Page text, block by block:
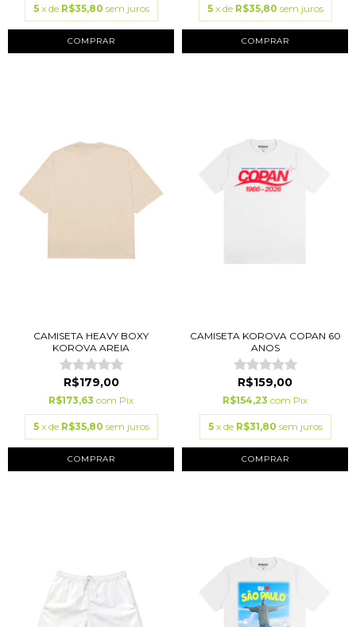
5 x de R$35,80 sem juros
COMPRAR
5 x de R$35,80 sem juros
COMPRAR
CAMISETA HEAVY BOXY
KOROVA AREIA
R$179,00
R$173,63 com Pix
5 x de R$35,80 sem juros
COMPRAR
CAMISETA KOROVA COPAN 60
ANOS
R$159,00
R$154,23 com Pix
5 x de R$31,80 sem juros
COMPRAR